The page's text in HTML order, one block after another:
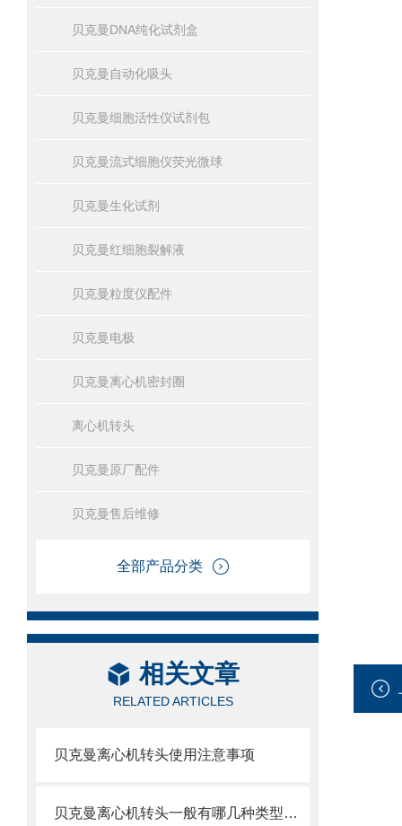
贝克曼DNA纯化试剂盒
贝克曼自动化吸头
贝克曼细胞活性仪试剂包
贝克曼流式细胞仪荧光微球
贝克曼生化试剂
贝克曼红细胞裂解液
贝克曼粒度仪配件
贝克曼电极
贝克曼离心机密封圈
离心机转头
贝克曼原厂配件
贝克曼售后维修
全部产品分类
相关文章
RELATED ARTICLES
贝克曼离心机转头使用注意事项
贝克曼离心机转头一般有哪几种类型呢？